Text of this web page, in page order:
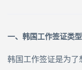
一、韩国工作签证类
韩国工作签证是为了